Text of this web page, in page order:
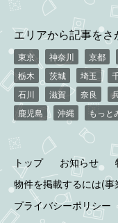
エリアから記事をさ
東京 神奈川 京都
栃木
茨城 埼玉
石川
滋賀 奈良
鹿児島
沖縄 もっと
トップ お知らせ
物件を掲載するには(事
プライバシーポリシー